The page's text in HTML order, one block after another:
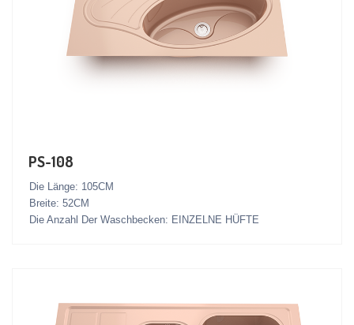
PS-108
Die Länge: 105CM
Breite: 52CM
Die Anzahl Der Waschbecken: EINZELNE HÜFTE